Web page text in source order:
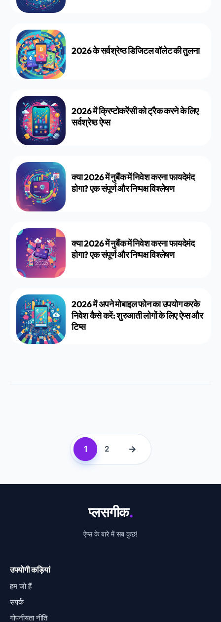
2026 के सर्वश्रेष्ठ डिजिटल वॉलेट की तुलना
2026 में क्रिप्टोकरेंसी को ट्रैक करने के लिए
सर्वश्रेष्ठ ऐप्स
क्या 2026 में नुबैंक में निवेश करना फायदेमंद
होगा? एक संपूर्ण और निष्पक्ष विश्लेषण
क्या 2026 में नुबैंक में निवेश करना फायदेमंद
होगा? एक संपूर्ण और निष्पक्ष विश्लेषण
2026 में अपने मोबाइल फोन का उपयोग करके
निवेश कैसे करें: शुरुआती लोगों के लिए ऐप्स और
टिप्स
1 2 →
प्लसगीक.
ऐप्स के बारे में सब कुछ!
उपयोगी कड़ियां
हम जो हैं
संपर्क
गोपनीयता नीति